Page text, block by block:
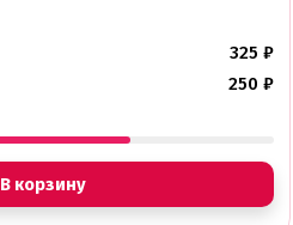
325 ₽
250 ₽
В корзину